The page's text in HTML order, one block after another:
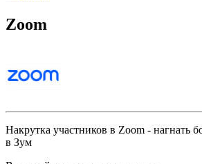
Zoom
Накрутка участников в Zoom - нагнать
в Зум